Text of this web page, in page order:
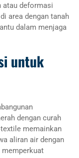
atau deformasi
area dengan tanah
dalam menjaga
untuk
dengan curah
memainkan
aliran air dengan
memperkuat